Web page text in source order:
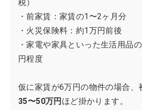
税）
・前家賃：家賃の1〜2ヶ月分
・火災保険料：約1万円前後
・家電や家具といった生活用品
円程度
仮に家賃が6万円の物件の場合、
35〜50万円 ほど掛かります。